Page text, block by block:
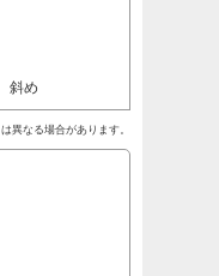
斜め
異なる場合があります。